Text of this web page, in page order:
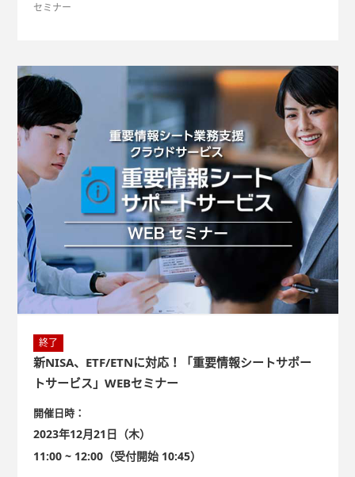
セミナー
終了
新NISA、ETF/ETNに対応！「重要情報シートサポー
トサービス」WEBセミナー
開催日時：
2023年12月21日（木）
11:00 ~ 12:00（受付開始 10:45）